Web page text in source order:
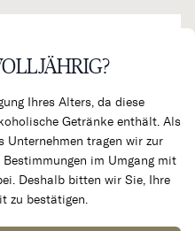
Ihres Alters, da diese
Getränke enthält. Als
Unternehmen tragen wir zur
im Umgang mit
Deshalb bitten wir Sie, Ihre
zu bestätigen.
Kundenkonto Warenkorb